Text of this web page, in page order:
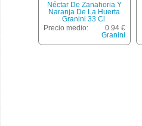
Néctar De Zanahoria Y
Naranja De La Huerta
Granini 33 Cl.
Precio medio:
0.94 €
Granini